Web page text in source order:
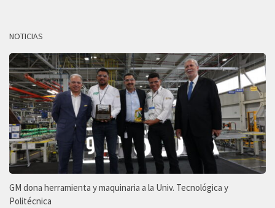
NOTICIAS
GM dona herramienta y maquinaria a la Univ. Tecnológica y
Politécnica